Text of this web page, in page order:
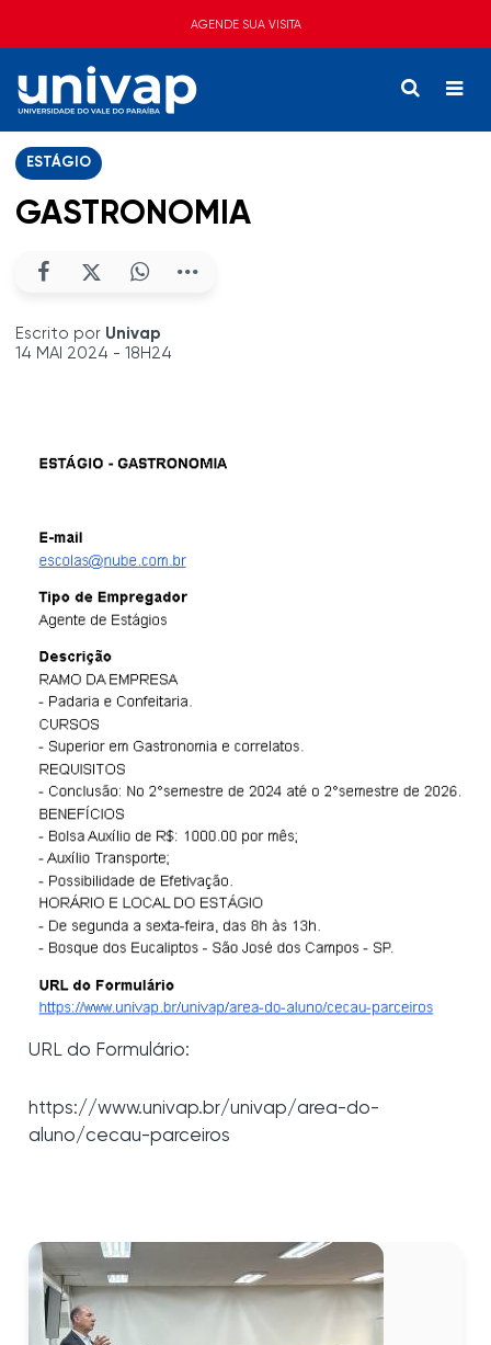
AGENDE SUA VISITA
ESTÁGIO
GASTRONOMIA
Escrito por Univap
14 MAI 2024 - 18H24
URL do Formulário:
https://www.univap.br/univap/area-do-
aluno/cecau-parceiros